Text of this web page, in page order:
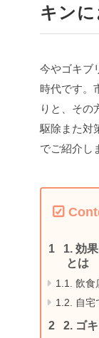
キン
今やゴキブ
時代です。
りと、その
駆除また対
でご紹介し
1. 効
とは
1.1.
飲食
1.2.
自宅
2. ゴ